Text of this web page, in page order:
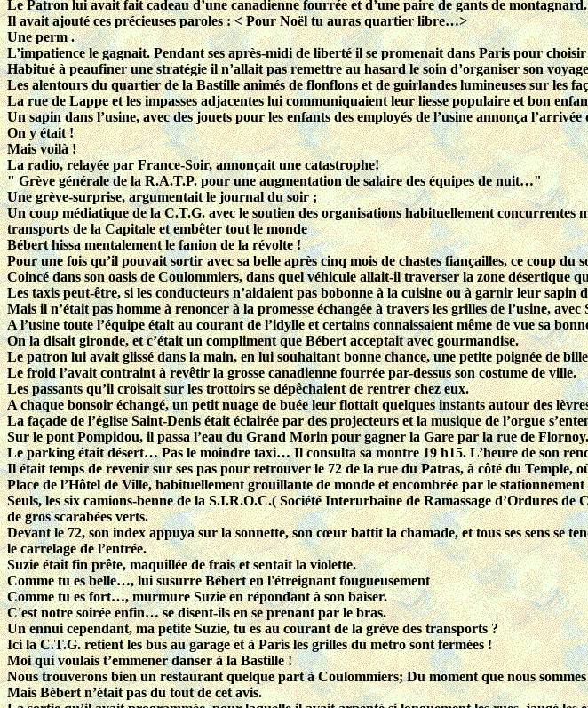
Le Patron lui avait fait cadeau d’une canadienne fourrée et d’une paire de gants de montagnard.
Il avait ajouté ces précieuses paroles : < Pour Noël tu auras quartier libre…>
Une perm .
L’impatience le gagnait. Pendant ses après-midi de liberté il se promenait dans Paris pour
Habitué à peaufiner une stratégie il n’allait pas remettre au hasard le soin d’organiser son
Les alentours du quartier de la Bastille animés de flonflons et de guirlandes lumineuses sur les
La rue de Lappe et les impasses adjacentes lui communiquaient leur liesse populaire et bon
Un sapin dans l’usine, avec des jouets pour les enfants des employés de l’usine annonça
On y était !
Mais voilà !
La radio, relayée par France-Soir, annonçait une catastrophe!
" Grève générale de la R.A.T.P. pour une augmentation de salaire des équipes de nuit…"
Une grève-surprise, argumentait le journal du soir ;
Un coup médiatique de la C.T.G. avec le soutien des organisations habituellement concurrentes
transports de la Capitale et embêter tout le monde
Bébert hissa mentalement le fanion de la révolte !
Pour une fois qu’il pouvait sortir avec sa belle après cinq mois de chastes fiançailles, ce coup
Coincé dans son oasis de Coulommiers, dans quel véhicule allait-il traverser la zone désertique
Les taxis peut-être, si les conducteurs n’aidaient pas bobonne à la cuisine ou à garnir leur sapin
Mais il n’était pas homme à renoncer à la promesse échangée à travers les grilles de l’usine,
A l’usine toute l’équipe était au courant de l’idylle et certains connaissaient même de vue sa
On la disait gironde, et c’était un compliment que Bébert acceptait avec gourmandise.
Le patron lui avait glissé dans la main, en lui souhaitant bonne chance, une petite poignée de
Le froid l’avait contraint à revêtir la grosse canadienne fourrée par-dessus son costume de ville.
Les passants qu’il croisait sur les trottoirs se dépêchaient de rentrer chez eux.
A chaque bonsoir échangé, un petit nuage de buée leur flottait quelques instants autour des
La façade de l’église Saint-Denis était éclairée par des projecteurs et la musique de l’orgue
Sur le pont Pompidou, il passa l’eau du Grand Morin pour gagner la Gare par la rue de Flornoy.
Le parking était désert… Pas le moindre taxi… Il consulta sa montre 19 h15. L’heure de son
Il était temps de revenir sur ses pas pour retrouver le 72 de la rue du Patras, à côté du Temple,
Place de l’Hôtel de Ville, habituellement grouillante de monde et encombrée par le
Seuls, les six camions-benne de la S.I.R.O.C.( Société Interurbaine de Ramassage d’Ordures de
de gros scarabées verts.
Devant le 72, son index appuya sur la sonnette, son cœur battit la chamade, et tous ses sens se
le carrelage de l’entrée.
Suzie était fin prête, maquillée de frais et sentait la violette.
Comme tu es belle…, lui susurre Bébert en l'étreignant fougueusement
Comme tu es fort…, murmure Suzie en répondant à son baiser.
C'est notre soirée enfin… se disent-ils en se prenant par le bras.
Un ennui cependant, ma petite Suzie, tu es au courant de la grève des transports ?
Ici la C.T.G. retient les bus au garage et à Paris les grilles du métro sont fermées !
Moi qui voulais t’emmener danser à la Bastille !
Nous trouverons bien un restaurant quelque part à Coulommiers; Du moment que nous
Mais Bébert n’était pas du tout de cet avis.